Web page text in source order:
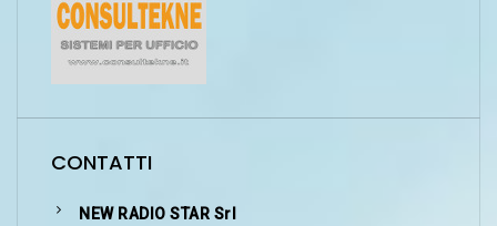
CONTATTI
NEW RADIO STAR Srl